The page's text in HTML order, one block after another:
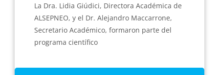
La Dra. Lidia Giúdici, Directora Académica de
ALSEPNEO, y el Dr. Alejandro Maccarrone,
Secretario Académico, formaron parte del
programa científico